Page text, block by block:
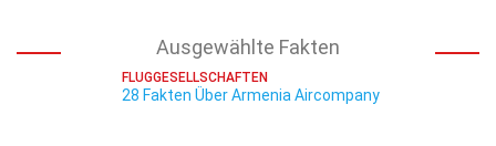
Ausgewählte Fakten
FLUGGESELLSCHAFTEN
28 Fakten Über Armenia Aircompany